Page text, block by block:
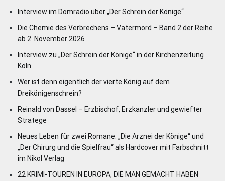
Interview im Domradio über „Der Schrein der Könige“
Die Chemie des Verbrechens – Vatermord – Band 2 der Reihe
ab 2. November 2026
Interview zu „Der Schrein der Könige“ in der Kirchenzeitung
Köln
Wer ist denn eigentlich der vierte König auf dem
Dreikönigenschrein?
Reinald von Dassel – Erzbischof, Erzkanzler und gewiefter
Stratege
Neues Leben für zwei Romane: „Die Arznei der Könige“ und
„Der Chirurg und die Spielfrau“ als Hardcover mit Farbschnitt
im Nikol Verlag
22 KRIMI-TOUREN IN EUROPA, DIE MAN GEMACHT HABEN